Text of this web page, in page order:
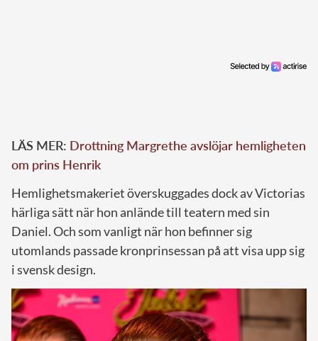
LÄS MER: Drottning Margrethe avslöjar hemligheten
om prins Henrik
Hemlighetsmakeriet överskuggades dock av Victorias
härliga sätt när hon anlände till teatern med sin
Daniel. Och som vanligt när hon befinner sig
utomlands passade kronprinsessan på att visa upp sig
i svensk design.